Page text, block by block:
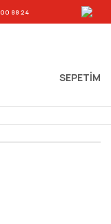
88 24
SEPETIM